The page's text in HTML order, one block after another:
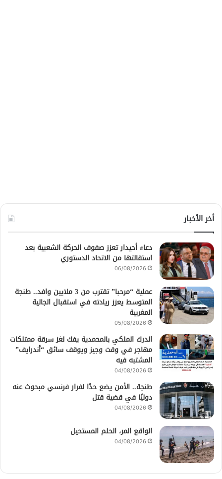
أخر الأخبار
دعاء أحيدار تعزز صفوف الحركة الشعبية بعد
استقالتها من الاتحاد الدستوري
06/08/2026
عملية “مرحبا” تقترب من 3 ملايين وافد.. طنجة
المتوسط يعزز ريادته في استقبال الجالية
المغربية
05/08/2026
الدرك الملكي بالمحمدية يفك لغز سرقة ممتلكات
مهاجر في وقت وجيز ويوقف سائق “أندرايف”
المشتبه فيه
04/08/2026
طنجة.. الأمن يضع حدًا لفرار فرنسي مبحوث عنه
دوليًا في قضية قتل
04/08/2026
الواقع المر، الحلم المستحيل
04/08/2026